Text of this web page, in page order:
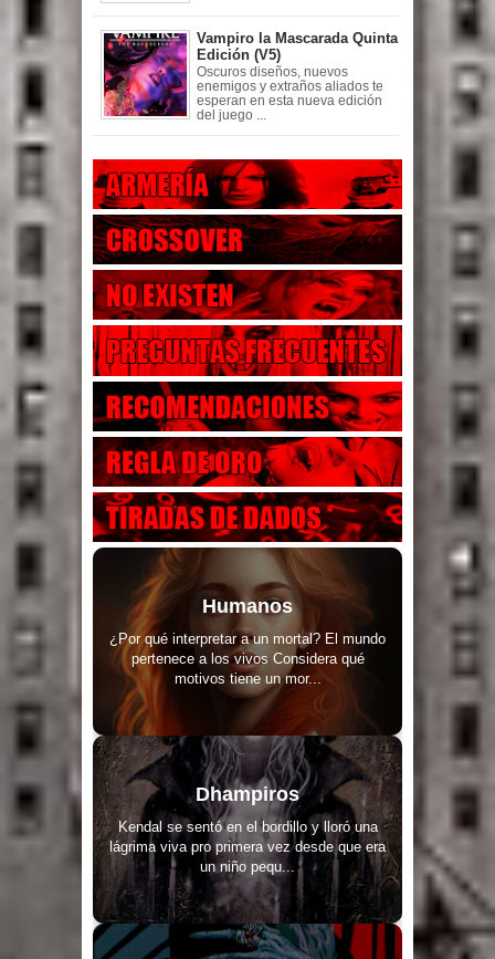
Vampiro la Mascarada Quinta
Edición (V5)
Oscuros diseños, nuevos
enemigos y extraños aliados te
esperan en esta nueva edición
del juego ...
Humanos
¿Por qué interpretar a un mortal? El mundo
pertenece a los vivos Considera qué
motivos tiene un mor...
Dhampiros
Kendal se sentó en el bordillo y lloró una
lágrima viva pro primera vez desde que era
un niño pequ...